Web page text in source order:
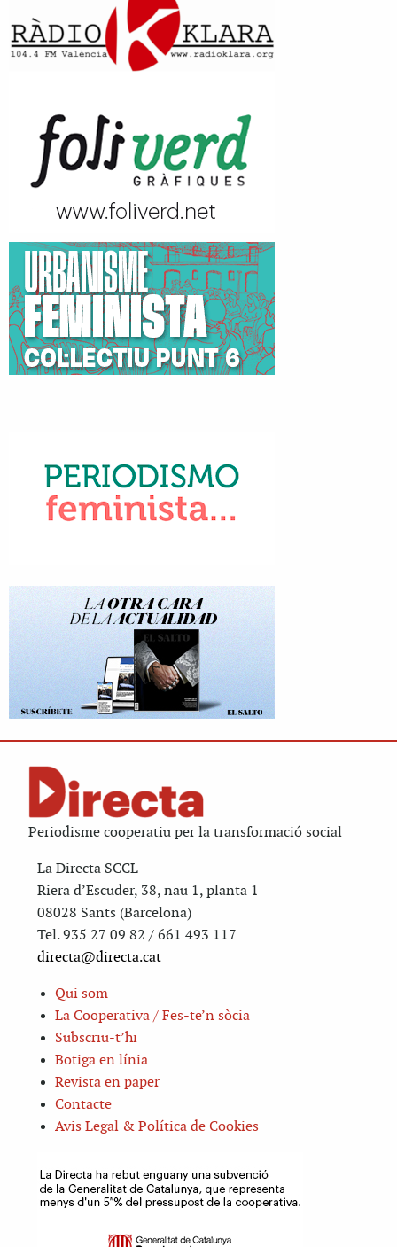
Periodisme cooperatiu per la transformació social
La Directa SCCL
Riera d’Escuder, 38, nau 1, planta 1
08028 Sants (Barcelona)
Tel. 935 27 09 82 / 661 493 117
directa@directa.cat
Qui som
La Cooperativa / Fes-te’n sòcia
Subscriu-t’hi
Botiga en línia
Revista en paper
Contacte
Avis Legal & Política de Cookies